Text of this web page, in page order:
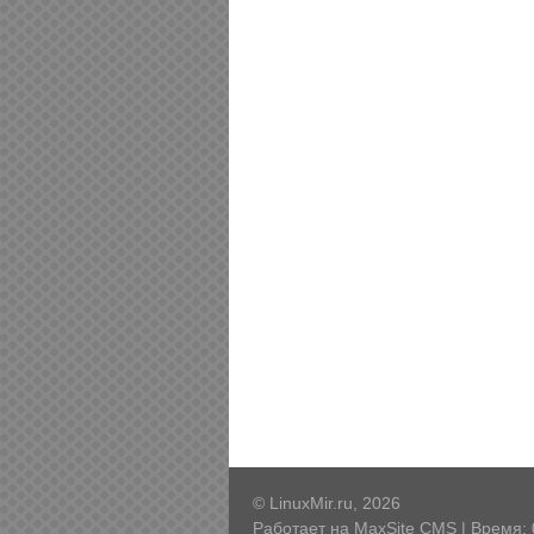
© LinuxMir.ru, 2026
Работает на MaxSite CMS | Время: